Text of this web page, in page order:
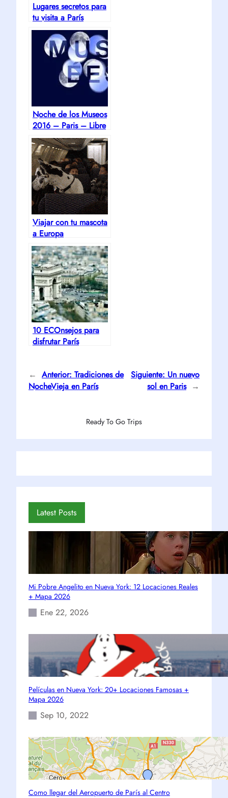
Lugares secretos para
tu visita a París
Noche de los Museos
2016 – Paris – Libre
y Gratuito
Viajar con tu mascota
a Europa
10 ECOnsejos para
disfrutar París
← Anterior: Tradiciones de
NocheVieja en París
Siguiente: Un nuevo
sol en Paris →
Ready To Go Trips
Latest Posts
Mi Pobre Angelito en Nueva York: 12 Locaciones Reales
+ Mapa 2026
Ene 22, 2026
Películas en Nueva York: 20+ Locaciones Famosas +
Mapa 2026
Sep 10, 2022
Como llegar del Aeropuerto de París al Centro